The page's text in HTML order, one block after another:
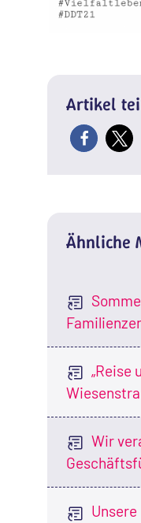
Artikel
Ähnliche
„Reise
Wir